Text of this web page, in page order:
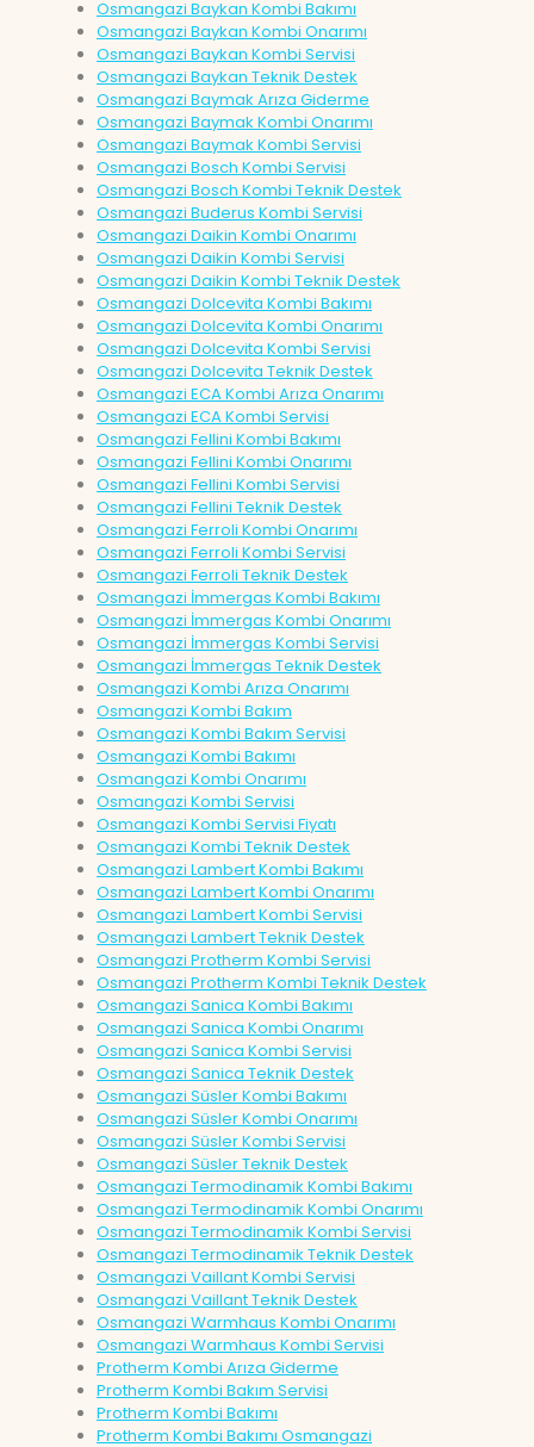
Osmangazi Baykan Kombi Bakımı
Osmangazi Baykan Kombi Onarımı
Osmangazi Baykan Kombi Servisi
Osmangazi Baykan Teknik Destek
Osmangazi Baymak Arıza Giderme
Osmangazi Baymak Kombi Onarımı
Osmangazi Baymak Kombi Servisi
Osmangazi Bosch Kombi Servisi
Osmangazi Bosch Kombi Teknik Destek
Osmangazi Buderus Kombi Servisi
Osmangazi Daikin Kombi Onarımı
Osmangazi Daikin Kombi Servisi
Osmangazi Daikin Kombi Teknik Destek
Osmangazi Dolcevita Kombi Bakımı
Osmangazi Dolcevita Kombi Onarımı
Osmangazi Dolcevita Kombi Servisi
Osmangazi Dolcevita Teknik Destek
Osmangazi ECA Kombi Arıza Onarımı
Osmangazi ECA Kombi Servisi
Osmangazi Fellini Kombi Bakımı
Osmangazi Fellini Kombi Onarımı
Osmangazi Fellini Kombi Servisi
Osmangazi Fellini Teknik Destek
Osmangazi Ferroli Kombi Onarımı
Osmangazi Ferroli Kombi Servisi
Osmangazi Ferroli Teknik Destek
Osmangazi İmmergas Kombi Bakımı
Osmangazi İmmergas Kombi Onarımı
Osmangazi İmmergas Kombi Servisi
Osmangazi İmmergas Teknik Destek
Osmangazi Kombi Arıza Onarımı
Osmangazi Kombi Bakım
Osmangazi Kombi Bakım Servisi
Osmangazi Kombi Bakımı
Osmangazi Kombi Onarımı
Osmangazi Kombi Servisi
Osmangazi Kombi Servisi Fiyatı
Osmangazi Kombi Teknik Destek
Osmangazi Lambert Kombi Bakımı
Osmangazi Lambert Kombi Onarımı
Osmangazi Lambert Kombi Servisi
Osmangazi Lambert Teknik Destek
Osmangazi Protherm Kombi Servisi
Osmangazi Protherm Kombi Teknik Destek
Osmangazi Sanica Kombi Bakımı
Osmangazi Sanica Kombi Onarımı
Osmangazi Sanica Kombi Servisi
Osmangazi Sanica Teknik Destek
Osmangazi Süsler Kombi Bakımı
Osmangazi Süsler Kombi Onarımı
Osmangazi Süsler Kombi Servisi
Osmangazi Süsler Teknik Destek
Osmangazi Termodinamik Kombi Bakımı
Osmangazi Termodinamik Kombi Onarımı
Osmangazi Termodinamik Kombi Servisi
Osmangazi Termodinamik Teknik Destek
Osmangazi Vaillant Kombi Servisi
Osmangazi Vaillant Teknik Destek
Osmangazi Warmhaus Kombi Onarımı
Osmangazi Warmhaus Kombi Servisi
Protherm Kombi Arıza Giderme
Protherm Kombi Bakım Servisi
Protherm Kombi Bakımı
Protherm Kombi Bakımı Osmangazi